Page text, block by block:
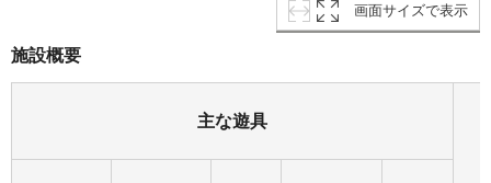
画面サイズで表示
施設概要
主な遊具